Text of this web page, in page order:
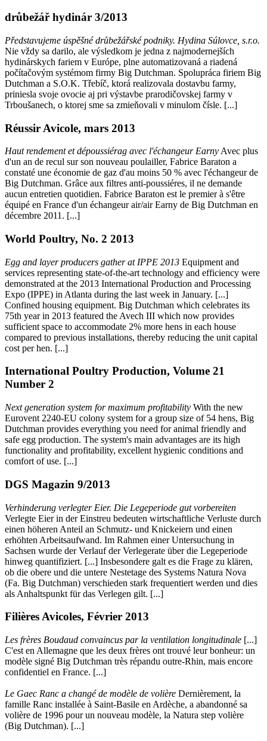
drůbežář hydinár 3/2013
Představujeme úspěšné drůbežářské podniky. Hydina Súlovce, s.r.o.
Nie vždy sa darilo, ale výsledkom je jedna z najmodernejších
hydinárskych fariem v Európe, plne automatizovaná a riadená
počítačovým systémom firmy Big Dutchman. Spolupráca firiem Big
Dutchman a S.O.K. Třebíč, ktorá realizovala dostavbu farmy,
priniesla svoje ovocie aj pri výstavbe prarodičovskej farmy v
Trboušanech, o ktorej sme sa zmieňovali v minulom čísle. [...]
Réussir Avicole, mars 2013
Haut rendement et dépoussiérag avec l'échangeur Earny Avec plus
d'un an de recul sur son nouveau poulailler, Fabrice Baraton a
constaté une économie de gaz d'au moins 50 % avec l'échangeur de
Big Dutchman. Grâce aux filtres anti-poussiéres, il ne demande
aucun entretien quotidien. Fabrice Baraton est le premier à s'être
équipé en France d'un échangeur air/air Earny de Big Dutchman en
décembre 2011. [...]
World Poultry, No. 2 2013
Egg and layer producers gather at IPPE 2013 Equipment and
services representing state-of-the-art technology and efficiency were
demonstrated at the 2013 International Production and Processing
Expo (IPPE) in Atlanta during the last week in January. [...]
Confined housing equipment. Big Dutchman which celebrates its
75th year in 2013 featured the Avech III which now provides
sufficient space to accommodate 2% more hens in each house
compared to previous installations, thereby reducing the unit capital
cost per hen. [...]
International Poultry Production, Volume 21
Number 2
Next generation system for maximum profitability With the new
Eurovent 2240-EU colony system for a group size of 54 hens, Big
Dutchman provides everything you need for animal friendly and
safe egg production. The system's main advantages are its high
functionality and profitability, excellent hygienic conditions and
comfort of use. [...]
DGS Magazin 9/2013
Verhinderung verlegter Eier. Die Legeperiode gut vorbereiten
Verlegte Eier in der Einstreu bedeuten wirtschaftliche Verluste durch
einen höheren Anteil an Schmutz- und Knickeiern und einen
erhöhten Arbeitsaufwand. Im Rahmen einer Untersuchung in
Sachsen wurde der Verlauf der Verlegerate über die Legeperiode
hinweg quantifiziert. [...] Insbesondere galt es die Frage zu klären,
ob die obere und die untere Nestetage des Systems Natura Nova
(Fa. Big Dutchman) verschieden stark frequentiert werden und dies
als Anhaltspunkt für das Verlegen gilt. [...]
Filières Avicoles, Février 2013
Les frères Boudaud convaincus par la ventilation longitudinale [...]
C'est en Allemagne que les deux frères ont trouvé leur bonheur: un
modèle signé Big Dutchman très répandu outre-Rhin, mais encore
confidentiel en France. [...]
Le Gaec Ranc a changé de modèle de volière Dernièrement, la
famille Ranc installée à Saint-Basile en Ardèche, a abandonné sa
volière de 1996 pour un nouveau modèle, la Natura step volière
(Big Dutchman). [...]